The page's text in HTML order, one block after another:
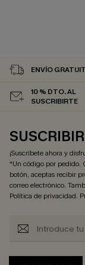
ENVÍO
10 % DTO. AL
SUSCRIBIRTE
¡Suscríbete ahora y
*Un código por pedido.
botón, aceptas recibir
correo electrónico.
Política de privacidad.